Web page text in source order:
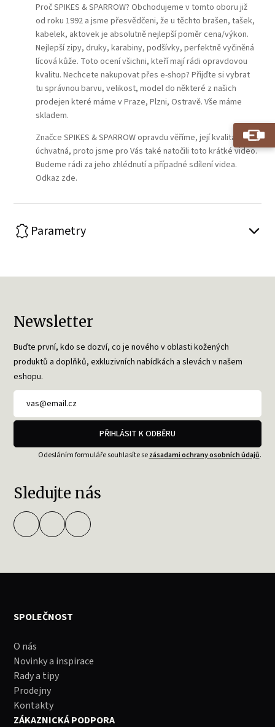
Proč SPIKES & SPARROW? Obchodujeme v tomto oboru již
od roku 1992 a jsme přesvědčeni, že u těchto brašen, tašek,
kabelek, aktovek je absolutně nejlepší poměr cena/výkon.
Nejlepší zipy, druky, karabiny, podšívky, perfektně vyčiněná
lícová kůže. Toto ocení všichni, kteří mají rádi opravdovou
kvalitu. Nechcete nakupovat přes e-shop? Přijďte si vybrat
tu správnou barvu, velikost, model do některé z našich
prodejen které máme v Praze, Plzni, Ostravě. Vše máme
skladem.
Značce SPIKES & SPARROW opravdu věříme, její kvalita je
úchvatná, proto jsme pro Vás také natočili toto krátké video.
Budeme rádi za jeho zhlédnutí a případné sdílení videa.
Odkaz zde.
Parametry
Newsletter
Buďte první, kdo se dozví, co je nového v oblasti kožených
produktů a doplňků, exkluzivních nabídkách a slevách v našem
eshopu.
PŘIHLÁSIT K ODBĚRU
Odesláním formuláře souhlasíte sezásadami ochrany osobních údajů.
Sledujte nás
SPOLEČNOST
O nás
Novinky a inspirace
Rady a tipy
Prodejny
Kontakty
ZÁKAZNICKÁ PODPORA